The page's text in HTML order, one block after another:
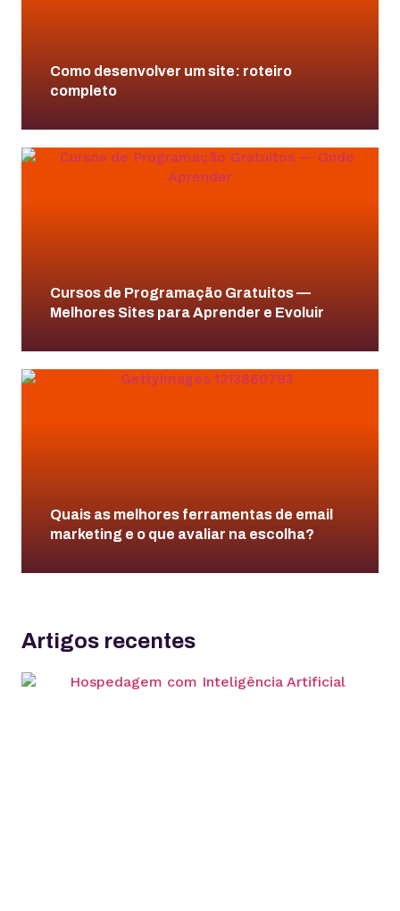
Como desenvolver um site: roteiro
completo
Cursos de Programação Gratuitos —
Melhores Sites para Aprender e Evoluir
Quais as melhores ferramentas de email
marketing e o que avaliar na escolha?
Artigos recentes